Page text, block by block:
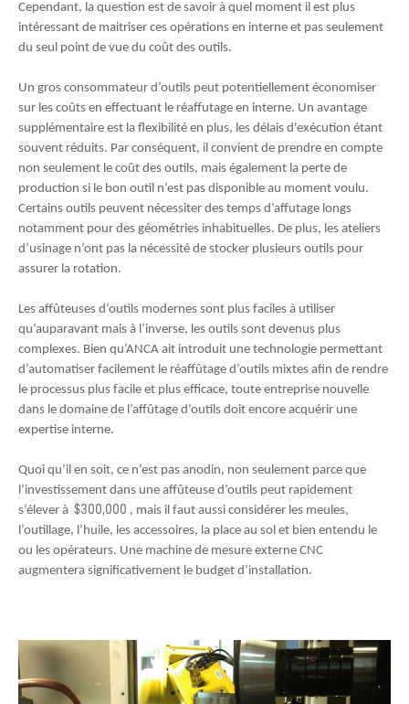
Cependant, la question est de savoir à quel moment il est plus
intéressant de maitriser ces opérations en interne et pas seulement
du seul point de vue du coût des outils.
Un gros consommateur d’outils peut potentiellement économiser
sur les coûts en effectuant le réaffutage en interne. Un avantage
supplémentaire est la flexibilité en plus, les délais d'exécution étant
souvent réduits. Par conséquent, il convient de prendre en compte
non seulement le coût des outils, mais également la perte de
production si le bon outil n’est pas disponible au moment voulu.
Certains outils peuvent nécessiter des temps d’affutage longs
notamment pour des géométries inhabituelles. De plus, les ateliers
d’usinage n’ont pas la nécessité de stocker plusieurs outils pour
assurer la rotation.
Les affûteuses d’outils modernes sont plus faciles à utiliser
qu’auparavant mais à l’inverse, les outils sont devenus plus
complexes. Bien qu’ANCA ait introduit une technologie permettant
d’automatiser facilement le réaffûtage d’outils mixtes afin de rendre
le processus plus facile et plus efficace, toute entreprise nouvelle
dans le domaine de l’affûtage d’outils doit encore acquérir une
expertise interne.
Quoi qu’il en soit, ce n’est pas anodin, non seulement parce que
l’investissement dans une affûteuse d’outils peut rapidement
s’élever à $300,000 , mais il faut aussi considérer les meules,
l’outillage, l’huile, les accessoires, la place au sol et bien entendu le
ou les opérateurs. Une machine de mesure externe CNC
augmentera significativement le budget d’installation.